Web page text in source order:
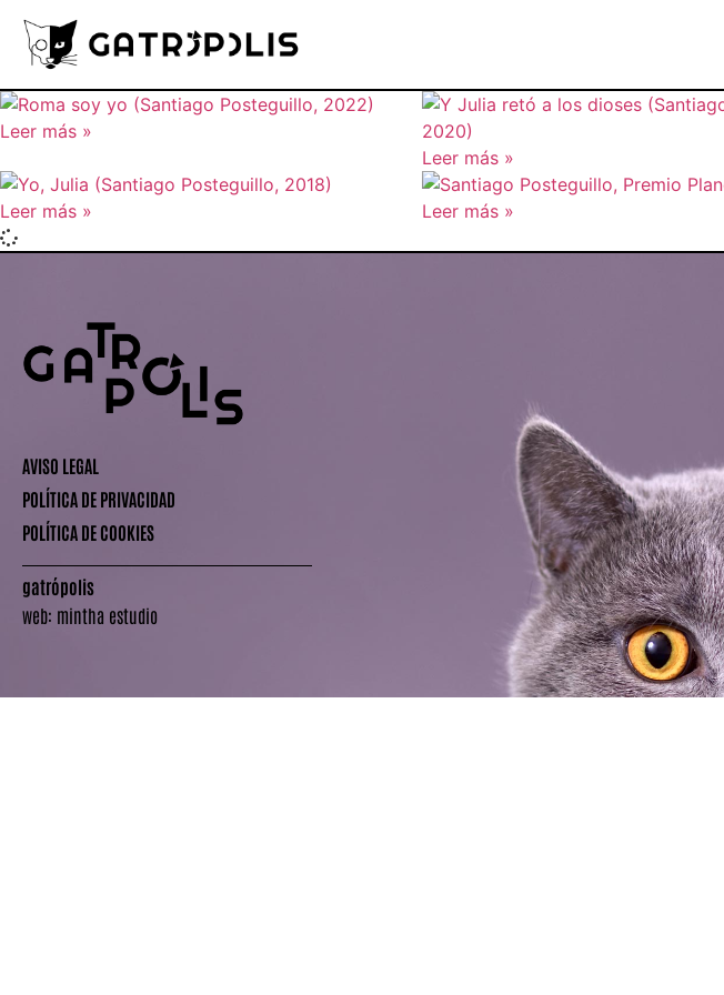
Leer más »
Leer más »
Leer más » Leer más »
AVISO LEGAL
POLÍTICA DE PRIVACIDAD
POLÍTICA DE COOKIES
gatrópolis
web: mintha estudio